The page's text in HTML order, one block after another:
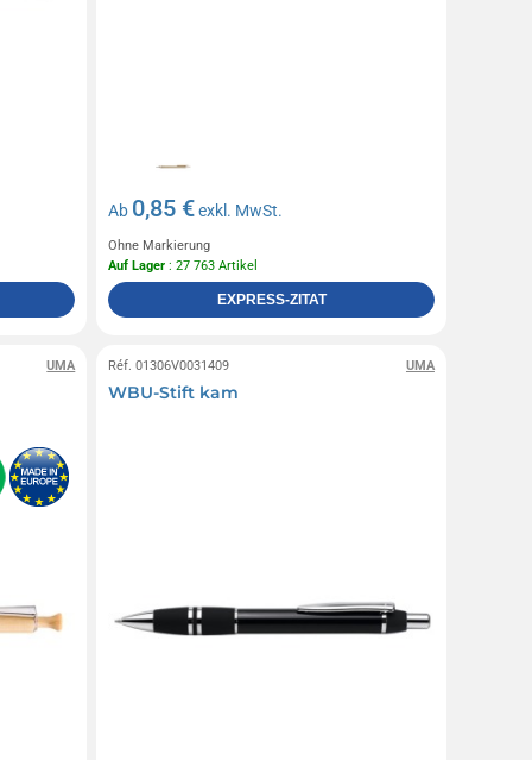
Ab 0,85 €exkl. MwSt.
Ohne Markierung
Auf Lager : 27 763 Artikel
EXPRESS-ZITAT
UMA UMA
Réf. 01306V0031409
WBU-Stift kam